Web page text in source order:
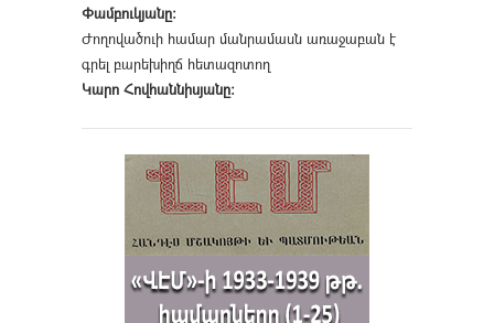
Փամբուկյանը։
Ժողովածուի համար մանրամասն առաջաբան է
գրել բարեխիղճ հետազոտող
Կարո Հովհաննիսյանը։